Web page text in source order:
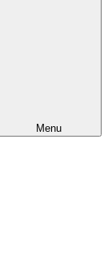
Menu